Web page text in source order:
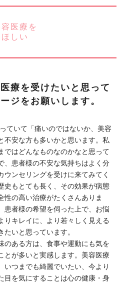
医療を
しい
療を受けたいと思って
ジをお願いします。
ていて「痛いのではないか、美容
不安な方も多いかと思います。私
ではどんなものなのかなと思って
、患者様の不安な気持ちはよく分
ウンセリングを受けに来てみてく
史もとても長く、その効果が病態
性の高い治療がたくさんありま
患者様の希望を伺った上で、お悩
りキレイに、より若々しく見える
いと思っています。
のある方は、食事や運動にも気を
とが多いと実感します。美容医療
いつまでも綺麗でいたい、今より
目を気にすることは心の健康・身